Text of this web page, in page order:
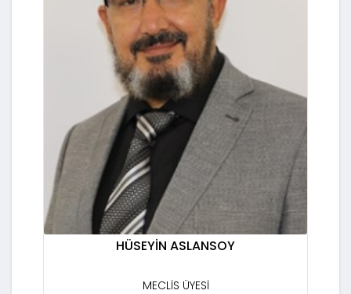
HÜSEYİN ASLANSOY
MECLİS ÜYESİ